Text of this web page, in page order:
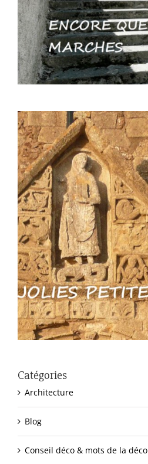
Catégories
Architecture
Blog
Conseil déco & mots de la déco